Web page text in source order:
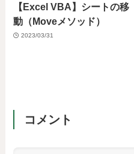
【Excel VBA】シートの移
動（Moveメソッド）
2023/03/31
コメント